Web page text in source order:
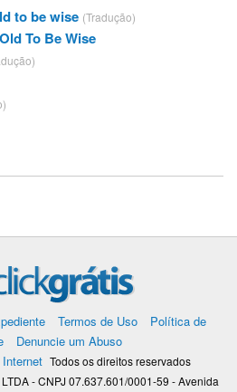
to be wise (Tradução)
To Be Wise
Termos de Uso
Política de
Denuncie um Abuso
Todos os direitos reservados
- CNPJ 07.637.601/0001-59 - Avenida